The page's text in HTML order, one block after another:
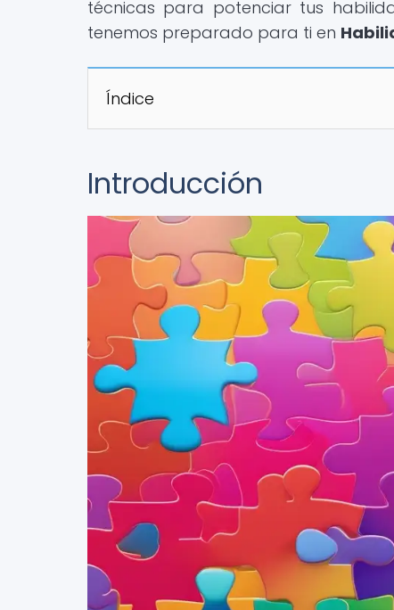
técnicas para potenciar tus
tenemos preparado para ti en
Índice
Introducción